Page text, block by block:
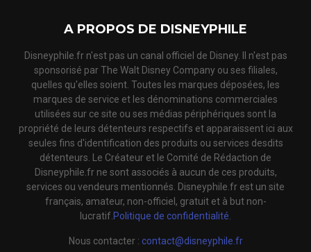
A PROPOS DE DISNEYPHILE
Disneyphile.fr n'est pas un canal officiel de Disney. Il n'est pas
sponsorisé par The Walt Disney Company ou ses filiales,
quelles qu'elles soient. Toutes les marques déposées, les
marques de service et les dénominations commerciales
utilisées sur ce site ou ses médias périphériques sont la
propriété de leurs détenteurs respectifs et apparaissent ici aux
seules fins d'identification des produits ou services desdits
détenteurs. Le Créateur et le Comité de Rédaction de
Disneyphile.fr ne sont associés à aucun de ces produits,
services ou vendeurs mentionnés. Disneyphile.fr est un site
français, amateur, non-officiel, gratuit et à but non-
lucratif.Politique de confidentialité.
Nous contacter : contact@disneyphile.fr